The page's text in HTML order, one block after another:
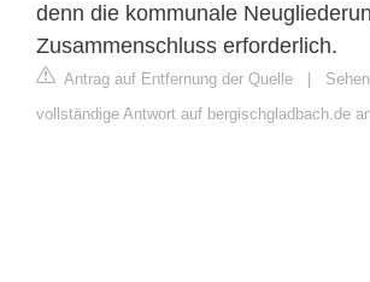
denn die kommunale
Zusammenschluss erforderlich.
Antrag auf Entfernung der Quelle
vollständige Antwort auf bergischgladbach.de